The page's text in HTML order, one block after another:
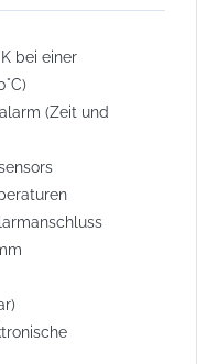
bei einer
(Zeit und